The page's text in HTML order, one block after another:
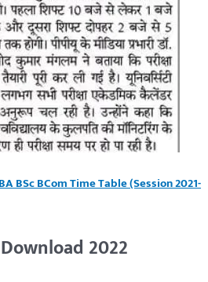
BSc BCom Time Table (Session 2021-
2022